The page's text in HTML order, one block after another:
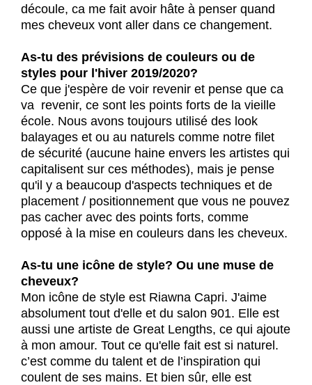
découle, ca me fait avoir hâte à penser quand
mes cheveux vont aller dans ce changement.
As-tu des prévisions de couleurs ou de
styles pour l'hiver 2019/2020?
Ce que j'espère de voir revenir et pense que ca
va revenir, ce sont les points forts de la vieille
école. Nous avons toujours utilisé des look
balayages et ou au naturels comme notre filet
de sécurité (aucune haine envers les artistes qui
capitalisent sur ces méthodes), mais je pense
qu'il y a beaucoup d'aspects techniques et de
placement / positionnement que vous ne pouvez
pas cacher avec des points forts, comme
opposé à la mise en couleurs dans les cheveux.
As-tu une icône de style? Ou une muse de
cheveux?
Mon icône de style est Riawna Capri. J'aime
absolument tout d'elle et du salon 901. Elle est
aussi une artiste de Great Lengths, ce qui ajoute
à mon amour. Tout ce qu'elle fait est si naturel.
c’est comme du talent et de l’inspiration qui
coulent de ses mains. Et bien sûr, elle est